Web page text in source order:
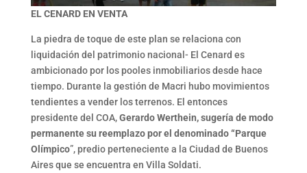
EL CENARD EN VENTA
La piedra de toque de este plan se relaciona con
liquidación del patrimonio nacional- El Cenard es
ambicionado por los pooles inmobiliarios desde hace
tiempo. Durante la gestión de Macri hubo movimientos
tendientes a vender los terrenos. El entonces
presidente del COA,Gerardo Werthein, sugería de modo
permanente su reemplazo por el denominado “Parque
Olímpico”, predio perteneciente a la Ciudad de Buenos
Aires que se encuentra en Villa Soldati.